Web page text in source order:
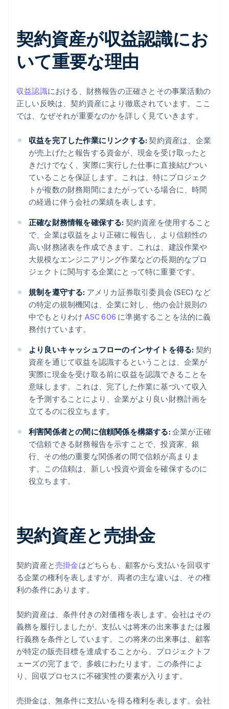
契約資産が収益認識にお
いて重要な理由
収益認識における、財務報告の正確さとその事業活動の
正しい反映は、契約資産により徹底されています。ここ
では、なぜそれが重要なのかを詳しく見ていきます。
収益を完了した作業にリンクする: 契約資産は、企業
が売上げたと報告する資金が、現金を受け取ったと
きだけでなく、実際に実行した仕事に直接結びつい
ていることを保証します。これは、特にプロジェク
トが複数の財務期間にまたがっている場合に、時間
の経過に伴う会社の業績を表します。
正確な財務情報を確保する: 契約資産を使用すること
で、企業は収益をより正確に報告し、より信頼性の
高い財務諸表を作成できます。これは、建設作業や
大規模なエンジニアリング作業などの長期的なプロ
ジェクトに関与する企業にとって特に重要です。
規制を遵守する: アメリカ証券取引委員会 (SEC) など
の特定の規制機関は、企業に対し、他の会計規則の
中でもとりわけ ASC 606 に準拠することを法的に義
務付けています。
より良いキャッシュフローのインサイトを得る: 契約
資産を通じて収益を認識するということは、企業が
実際に現金を受け取る前に収益を認識できることを
意味します。これは、完了した作業に基づいて収入
を予測することにより、企業がより良い財務計画を
立てるのに役立ちます。
利害関係者との間に信頼関係を構築する: 企業が正確
で信頼できる財務報告を示すことで、投資家、銀
行、その他の重要な関係者の間で信頼が高まりま
す。この信頼は、新しい投資や資金を確保するのに
役立ちます。
契約資産と売掛金
契約資産と売掛金はどちらも、顧客から支払いを回収す
る企業の権利を表しますが、両者の主な違いは、その権
利の条件にあります。
契約資産は、条件付きの対価権を表します。会社はその
義務を履行しましたが、支払いは将来の出来事または履
行義務を条件としています。この将来の出来事は、顧客
が特定の販売目標を達成することから、プロジェクトフ
ェーズの完了まで、多岐にわたります。この条件によ
り、回収プロセスに不確実性の要素が入ります。
売掛金は、無条件に支払いを得る権利を表します。会社